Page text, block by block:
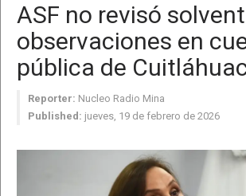
ASF no revisó
observaciones en
pública de
Reporter: Nucleo Radio Mina
Published: jueves, 19 de febrero de 2026